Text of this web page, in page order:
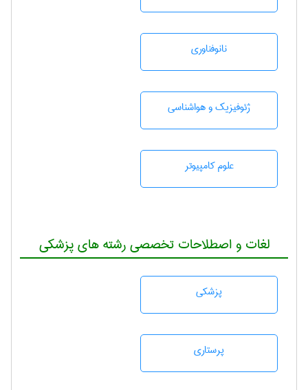
نانوفناوری
ژئوفيزيك و هواشناسی
علوم کامپیوتر
لغات و اصطلاحات تخصصی رشته های پزشکی
پزشكی
پرستاری